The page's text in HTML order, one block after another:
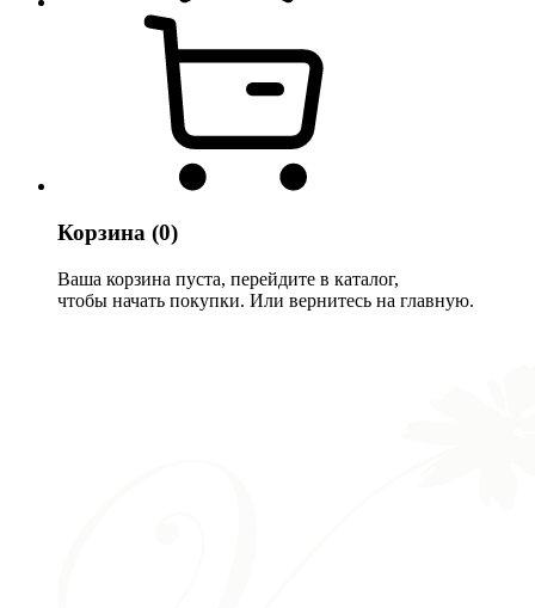
Корзина (0)
Ваша корзина пуста, перейдите в каталог,
чтобы начать покупки. Или вернитесь на главную.